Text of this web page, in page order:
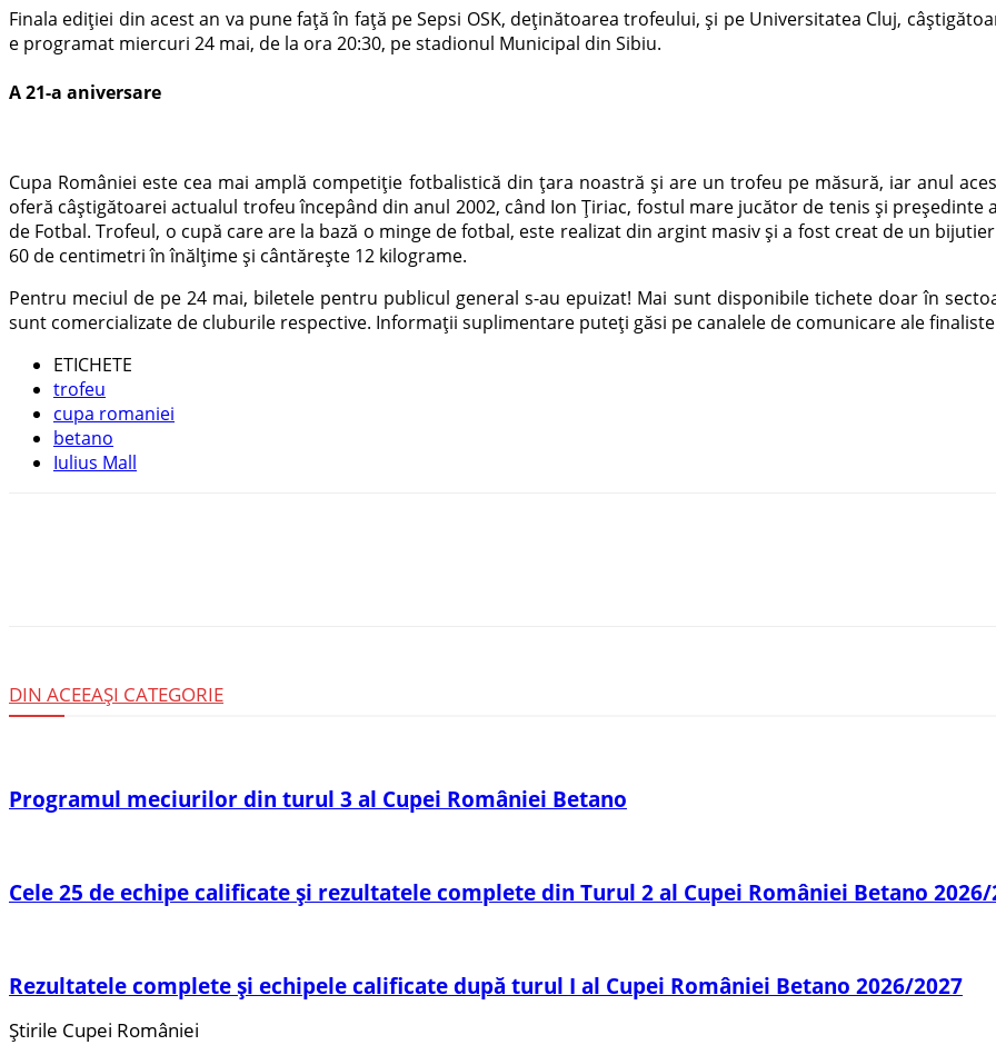
Finala ediției din acest an va pune față în față pe Sepsi OSK, deținătoarea trofeului, și pe Universitatea Cluj,
e programat miercuri 24 mai, de la ora 20:30, pe stadionul Municipal din Sibiu.
A 21-a aniversare
Cupa României este cea mai amplă competiție fotbalistică din țara noastră și are un trofeu pe măsură, iar anul
oferă câștigătoarei actualul trofeu începând din anul 2002, când Ion Țiriac, fostul mare jucător de tenis și președinte
de Fotbal. Trofeul, o cupă care are la bază o minge de fotbal, este realizat din argint masiv și a fost creat de un
60 de centimetri în înălțime și cântărește 12 kilograme.
Pentru meciul de pe 24 mai, biletele pentru publicul general s-au epuizat! Mai sunt disponibile tichete doar în
sunt comercializate de cluburile respective. Informații suplimentare puteți găsi pe canalele de comunicare ale
ETICHETE
trofeu
cupa romaniei
betano
Iulius Mall
DIN ACEEAȘI CATEGORIE
Programul meciurilor din turul 3 al Cupei României Betano
Cele 25 de echipe calificate și rezultatele complete din Turul 2 al Cupei României Betano 2026/
Rezultatele complete și echipele calificate după turul I al Cupei României Betano 2026/2027
Știrile Cupei României